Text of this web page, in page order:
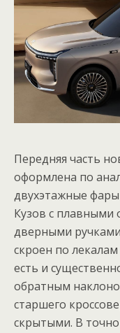
Передняя часть
оформлена по
двухэтажные
Кузов с
дверными
скроен по
есть и
обратным
старшего
скрытыми. В